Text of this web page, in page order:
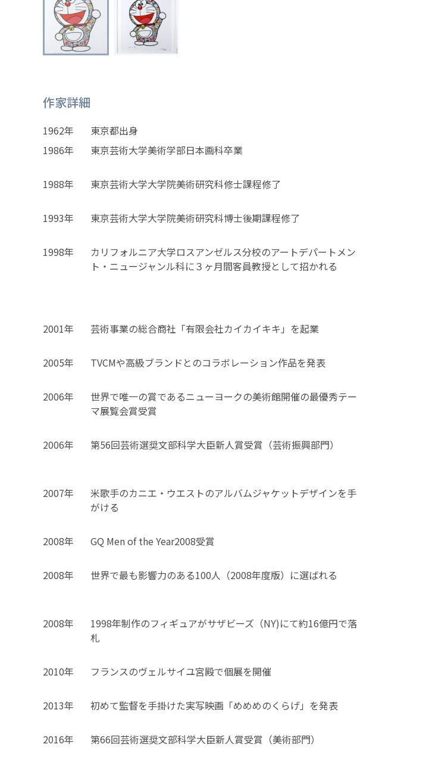
作家詳細
1962年
東京都出身
1986年
東京芸術大学美術学部日本画科卒業
1988年 東京芸術大学大学院美術研究科修士課程修了
1993年 東京芸術大学大学院美術研究科博士後期課程修了
1998年
カリフォルニア大学ロスアンゼルス分校のアートデパートメン
ト・ニュージャンル科に３ヶ月間客員教授として招かれる
2001年 芸術事業の総合商社「有限会社カイカイキキ」を起業
2005年 TVCMや高級ブランドとのコラボレーション作品を発表
2006年
世界で唯一の賞であるニューヨークの美術館開催の最優秀テー
マ展覧会賞受賞
2006年 第56回芸術選奨文部科学大臣新人賞受賞（芸術振興部門）
2007年
米歌手のカニエ・ウエストのアルバムジャケットデザインを手
がける
2008年 GQ Men of the Year2008受賞
2008年 世界で最も影響力のある100人（2008年度版）に選ばれる
2008年
1998年制作のフィギュアがサザビーズ（NY)にて約16億円で落
札
2010年 フランスのヴェルサイユ宮殿で個展を開催
2013年 初めて監督を手掛けた実写映画「めめめのくらげ」を発表
2016年 第66回芸術選奨文部科学大臣新人賞受賞（美術部門）